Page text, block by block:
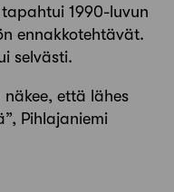
1990-luvun
ennakkotehtävät.
selvästi.
että lähes
Pihlajaniemi